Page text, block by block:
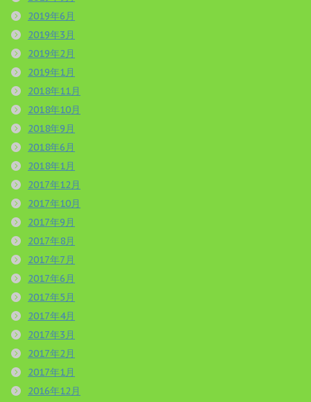
2019年6月
2019年3月
2019年2月
2019年1月
2018年11月
2018年10月
2018年9月
2018年6月
2018年1月
2017年12月
2017年10月
2017年9月
2017年8月
2017年7月
2017年6月
2017年5月
2017年4月
2017年3月
2017年2月
2017年1月
2016年12月